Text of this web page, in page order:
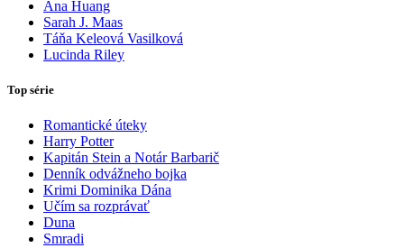
Ana Huang
Sarah J. Maas
Táňa Keleová Vasilková
Lucinda Riley
Top série
Romantické úteky
Harry Potter
Kapitán Stein a Notár Barbarič
Denník odvážneho bojka
Krimi Dominika Dána
Učím sa rozprávať
Duna
Smradi